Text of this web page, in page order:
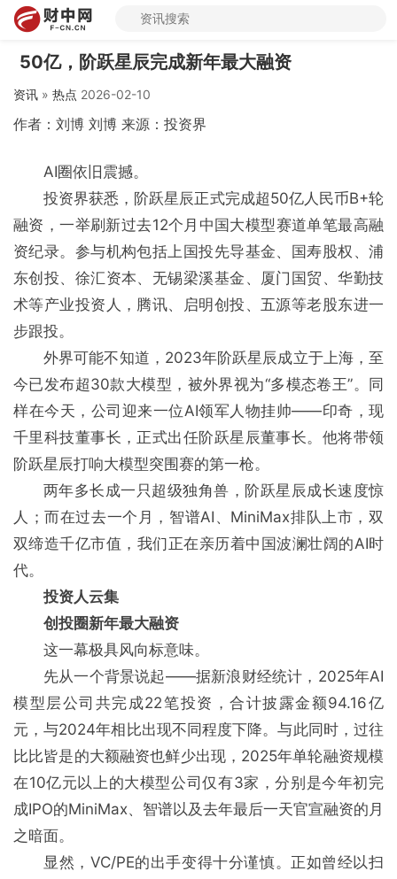
50亿，阶跃星辰完成新年最大融资
资讯 » 热点 2026-02-10
作者：刘博 刘博 来源：投资界
AI圈依旧震撼。
投资界获悉，阶跃星辰正式完成超50亿人民币B+轮
融资，一举刷新过去12个月中国大模型赛道单笔最高融
资纪录。参与机构包括上国投先导基金、国寿股权、浦
东创投、徐汇资本、无锡梁溪基金、厦门国贸、华勤技
术等产业投资人，腾讯、启明创投、五源等老股东进一
步跟投。
外界可能不知道，2023年阶跃星辰成立于上海，至
今已发布超30款大模型，被外界视为“多模态卷王”。同
样在今天，公司迎来一位AI领军人物挂帅——印奇，现
千里科技董事长，正式出任阶跃星辰董事长。他将带领
阶跃星辰打响大模型突围赛的第一枪。
两年多长成一只超级独角兽，阶跃星辰成长速度惊
人；而在过去一个月，智谱AI、MiniMax排队上市，双
双缔造千亿市值，我们正在亲历着中国波澜壮阔的AI时
代。
投资人云集
创投圈新年最大融资
这一幕极具风向标意味。
先从一个背景说起——据新浪财经统计，2025年AI
模型层公司共完成22笔投资，合计披露金额94.16亿
元，与2024年相比出现不同程度下降。与此同时，过往
比比皆是的大额融资也鲜少出现，2025年单轮融资规模
在10亿元以上的大模型公司仅有3家，分别是今年初完
成IPO的MiniMax、智谱以及去年最后一天官宣融资的月
之暗面。
显然，VC/PE的出手变得十分谨慎。正如曾经以扫